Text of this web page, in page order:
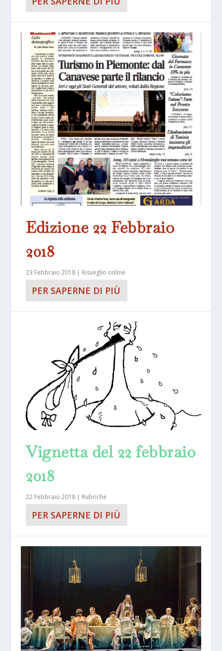
Edizione 22 Febbraio
2018
23 Febbraio 2018 | Risveglio online
PER SAPERNE DI PIÙ
Vignetta del 22 febbraio
2018
22 Febbraio 2018 | Rubriche
PER SAPERNE DI PIÙ